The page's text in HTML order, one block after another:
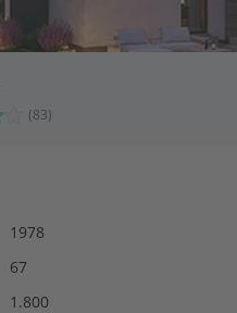
(83)
1978
67
1.800